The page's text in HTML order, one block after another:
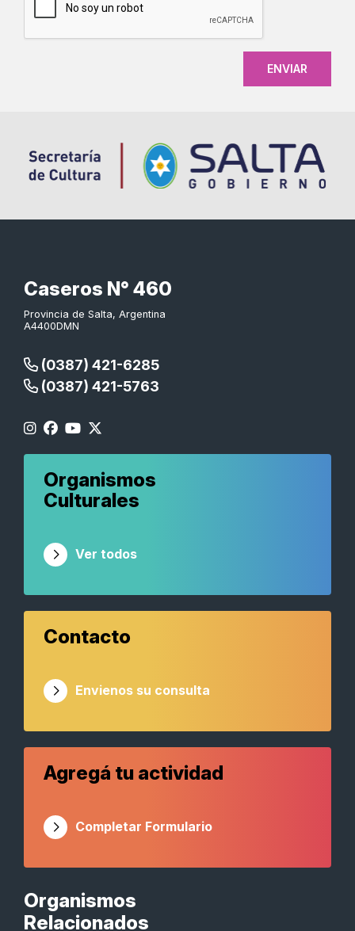
Caseros N° 460
Provincia de Salta, Argentina
A4400DMN
(0387) 421-6285
(0387) 421-5763
Organismos
Relacionados
Organismos
Culturales
Ver todos
Contacto
Envienos su consulta
Agregá tu actividad
Completar Formulario